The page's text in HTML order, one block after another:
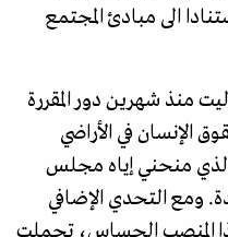
الى مبادئ المجتمع
منذ شهرين دور المقررة
الإنسان في الأراضي
الذي منحني إياه مجلس
ومع التحدي الإضافي